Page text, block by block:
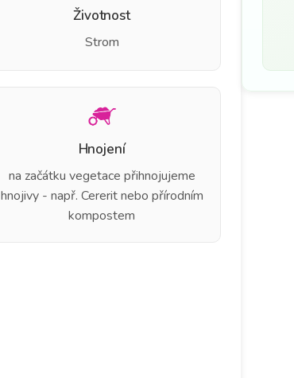
Životnost
Strom
Hnojení
na začátku vegetace přihnojujeme
hnojivy - např. Cererit nebo přírodním
kompostem